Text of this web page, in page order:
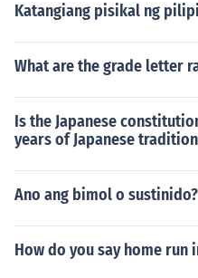
Katangiang pisikal ng
What are the grade letter
Is the Japanese
years of Japanese
Ano ang bimol o sustinido?
How do you say home run